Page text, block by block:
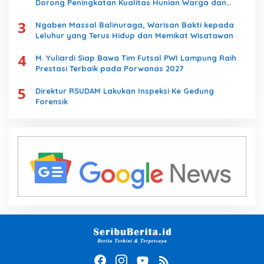
Dorong Peningkatan Kualitas Hunian Warga dan
3
Ngaben Massal Balinuraga, Warisan Bakti kepada
Leluhur yang Terus Hidup dan Memikat Wisatawan
4
M. Yuliardi Siap Bawa Tim Futsal PWI Lampung Raih
Prestasi Terbaik pada Porwanas 2027
5
Direktur RSUDAM Lakukan Inspeksi Ke Gedung
Forensik